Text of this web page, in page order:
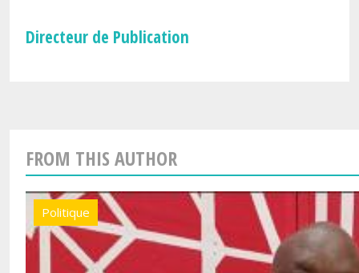
Directeur de Publication
FROM THIS AUTHOR
Politique